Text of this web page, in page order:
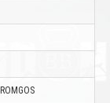
ROMGOS